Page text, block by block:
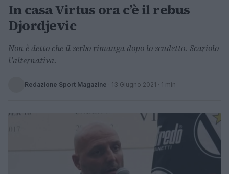
In casa Virtus ora c’è il rebus
Djordjevic
Non è detto che il serbo rimanga dopo lo scudetto. Scariolo
l'alternativa.
Redazione Sport Magazine · 13 Giugno 2021 · 1 min